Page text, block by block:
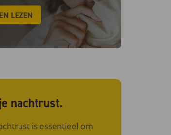
nachtrust.
is essentieel om